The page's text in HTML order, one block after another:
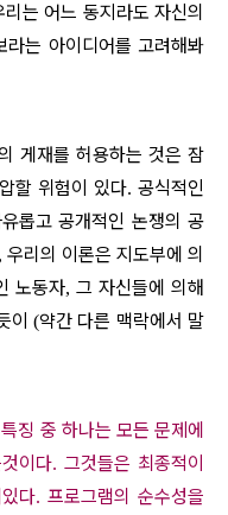
는 어느 동지라도 자신의
는 아이디어를 고려해봐
게재를 허용하는 것은 잠
할 위험이 있다. 공식적인
롭고 공개적인 논쟁의 공
, 우리의 이론은 지도부에 의
노동자, 그 자신들에 의해
이 (약간 다른 맥락에서 말
징 중 하나는 모든 문제에
이다. 그것들은 최종적이
다. 프로그램의 순수성을